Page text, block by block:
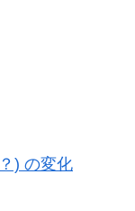
) の変化